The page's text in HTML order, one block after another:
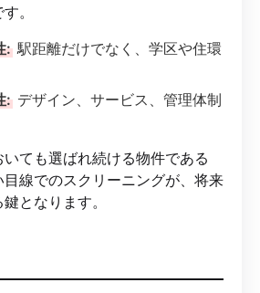
。
: 駅距離だけでなく、学区や住環
: デザイン、サービス、管理体制
いても選ばれ続ける物件である
線でのスクリーニングが、将来
となります。